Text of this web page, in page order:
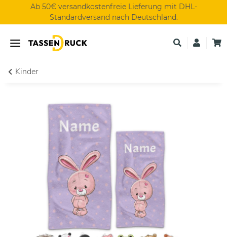
Ab 50€ versandkostenfreie Lieferung mit DHL-
Standardversand nach Deutschland.
Kinder